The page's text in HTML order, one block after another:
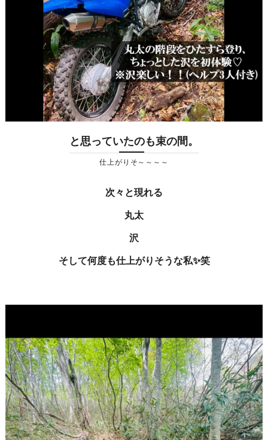
と思っていたのも束の間。
仕上がりそ～～～～
次々と現れる
丸太
沢
そして何度も仕上がりそうな私✨笑